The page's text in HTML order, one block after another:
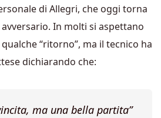
di Allegri, che oggi torna
avversario. In molti si aspettano
“ritorno”, ma il tecnico ha
dichiarando che:
ma una bella partita”